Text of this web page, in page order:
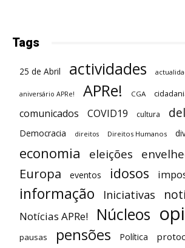
Tags
25 de Abril actividades
aniversário APRe! APRe! CGA
comunicados COVID19 cultura
Democracia direitos Direitos Humanos
economia eleições
Europa eventos idosos
informação Iniciativas
Notícias APRe! Núcleos
pausas pensões Política